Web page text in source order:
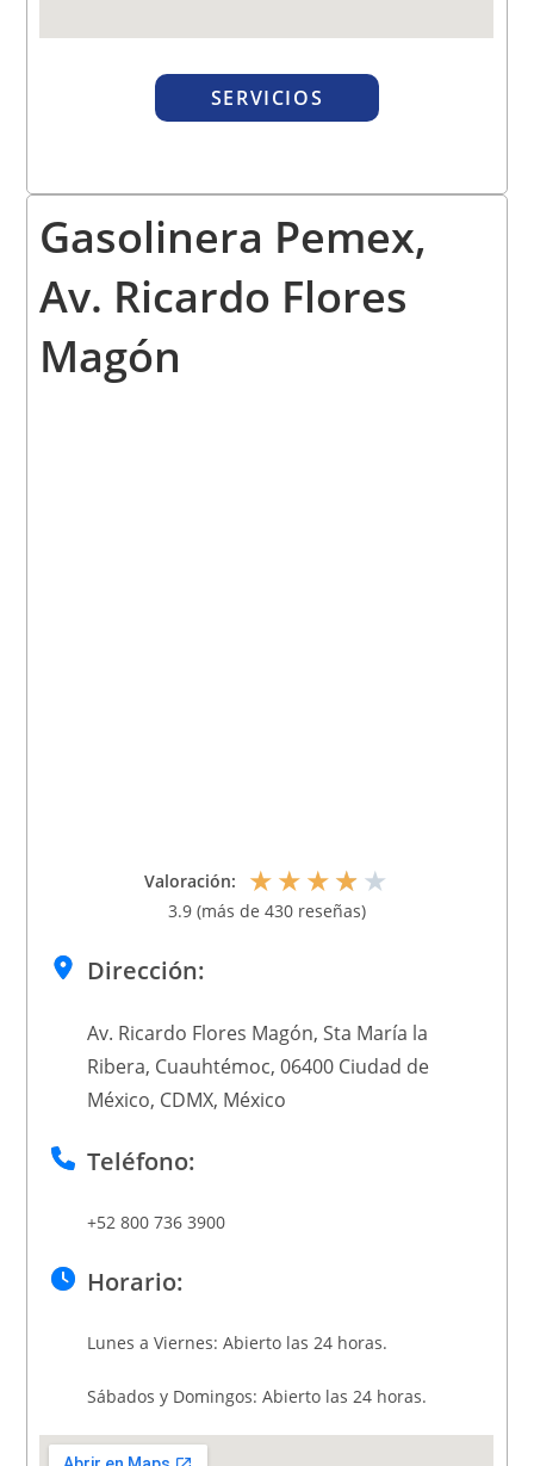
SERVICIOS
Gasolinera Pemex,
Av. Ricardo Flores
Magón
Valoración: ★★★★ ★
3.9 (más de 430 reseñas)
Dirección:
Av. Ricardo Flores Magón, Sta María la
Ribera, Cuauhtémoc, 06400 Ciudad de
México, CDMX, México
Teléfono:
+52 800 736 3900
Horario:
Lunes a Viernes: Abierto las 24 horas.
Sábados y Domingos: Abierto las 24 horas.